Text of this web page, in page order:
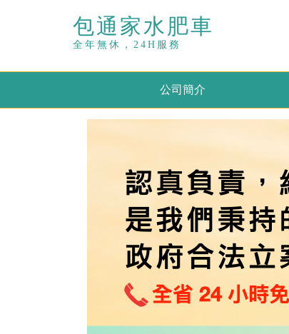
包通家水肥車
全年無休，24H服務
公司簡介